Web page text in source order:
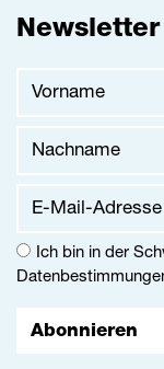
Newsletter
Abonnieren
Ich bin in der